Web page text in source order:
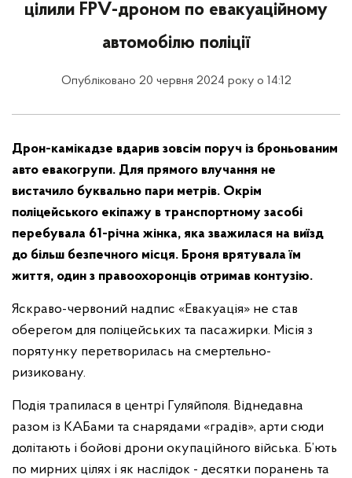
цілили FPV-дроном по евакуаційному
автомобілю поліції
Опубліковано 20 червня 2024 року о 14:12
Дрон-камікадзе вдарив зовсім поруч із броньованим
авто евакогрупи. Для прямого влучання не
вистачило буквально пари метрів. Окрім
поліцейського екіпажу в транспортному засобі
перебувала 61-річна жінка, яка зважилася на виїзд
до більш безпечного місця. Броня врятувала їм
життя, один з правоохоронців отримав контузію.
Яскраво-червоний надпис «Евакуація» не став
оберегом для поліцейських та пасажирки. Місія з
порятунку перетворилась на смертельно-
ризиковану.
Подія трапилася в центрі Гуляйполя. Віднедавна
разом із КАБами та снарядами «градів», арти сюди
долітають і бойові дрони окупаційного війська. Б’ють
по мирних цілях і як наслідок - десятки поранень та